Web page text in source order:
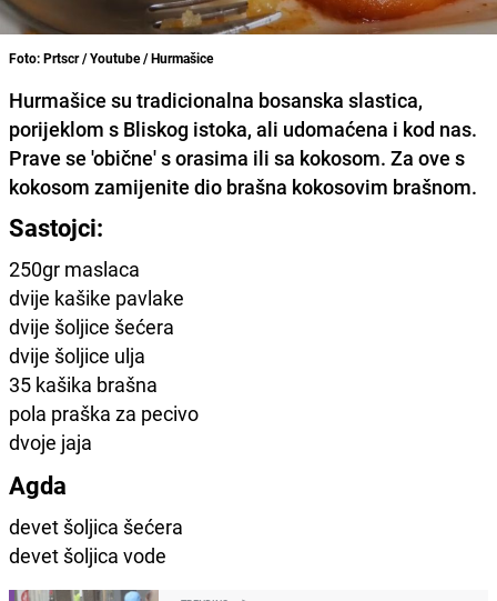
Foto: Prtscr / Youtube / Hurmašice
Hurmašice su tradicionalna bosanska slastica,
porijeklom s Bliskog istoka, ali udomaćena i kod nas.
Prave se 'obične' s orasima ili sa kokosom. Za ove s
kokosom zamijenite dio brašna kokosovim brašnom.
Sastojci:
250gr maslaca
dvije kašike pavlake
dvije šoljice šećera
dvije šoljice ulja
35 kašika brašna
pola praška za pecivo
dvoje jaja
Agda
devet šoljica šećera
devet šoljica vode